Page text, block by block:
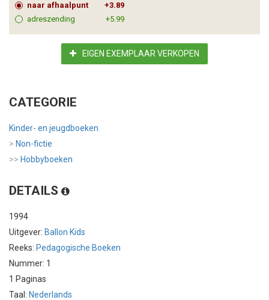
naar afhaalpunt
+3.89
adreszending
+5.99
EIGEN EXEMPLAAR VERKOPEN
CATEGORIE
Kinder- en jeugdboeken
> Non-fictie
>> Hobbyboeken
DETAILS
1994
Uitgever: Ballon Kids
Reeks: Pedagogische Boeken
Nummer: 1
1 Paginas
Taal: Nederlands